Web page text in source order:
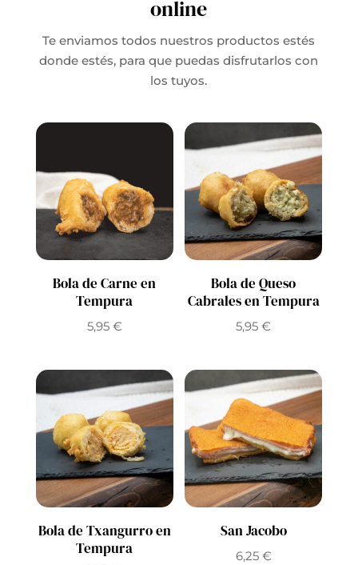
online
Te enviamos todos nuestros productos estés
donde estés, para que puedas disfrutarlos con
los tuyos.
Bola de Carne en
Tempura
5,95 €
Bola de Queso
Cabrales en Tempura
5,95€
Bola de Txangurro en
Tempura
San Jacobo
6,25 €